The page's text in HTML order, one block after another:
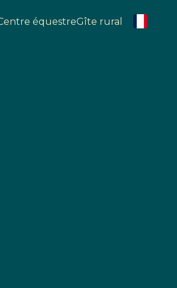
équestreGîte rural